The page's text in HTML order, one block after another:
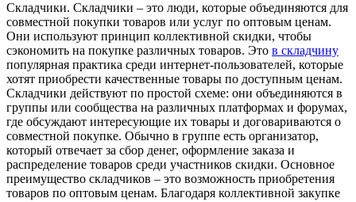
Склaдчики. Склaдчики – этo люди, которые объединяются для
совместной покупки товаров или услуг по оптовым ценам.
Они используют принцип коллективной скидки, чтобы
сэкономить на покупке различных товаров. Это в складчину
популярная практика среди интернет-пользователей, которые
хотят приобрести качественные товары по доступным ценам.
Складчики действуют по простой схеме: они объединяются в
группы или сообщества на различных платформах и форумах,
где обсуждают интересующие их товары и договариваются о
совместной покупке. Обычно в группе есть организатор,
который отвечает за сбор денег, оформление заказа и
распределение товаров среди участников скидки. Основное
преимущество складчиков – это возможность приобретения
товаров по оптовым ценам. Благодаря коллективной закупке